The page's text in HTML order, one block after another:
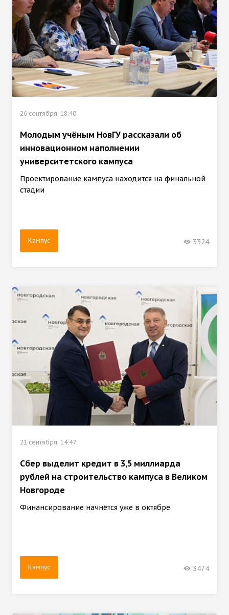
26 сентября, 18:40
Молодым учёным НовГУ рассказали об
инновационном наполнении
университетского кампуса
Проектирование кампуса находится на финальной
стадии
Кампус 3324
21 сентября, 14:47
Сбер выделит кредит в 3,5 миллиарда
рублей на строительство кампуса в Великом
Новгороде
Финансирование начнётся уже в октябре
Кампус 3474